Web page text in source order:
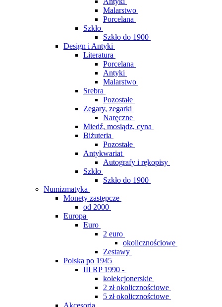
Malarstwo
Porcelana
Szkło
Szkło do 1900
Design i Antyki
Literatura
Porcelana
Antyki
Malarstwo
Srebra
Pozostałe
Zegary, zegarki
Naręczne
Miedź, mosiądz, cyna
Biżuteria
Pozostałe
Antykwariat
Autografy i rękopisy
Szkło
Szkło do 1900
Numizmatyka
Monety zastępcze
od 2000
Europa
Euro
2 euro
okolicznościowe
Zestawy
Polska po 1945
III RP 1990 -
kolekcjonerskie
2 zł okolicznościowe
5 zł okolicznościowe
Akcesoria